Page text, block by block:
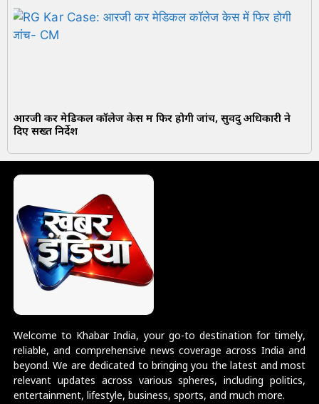
आरजी कर मेडिकल कॉलेज केस में फिर होगी जांच, सुवेंदु अधिकारी ने
दिए सख्त निर्देश
Welcome to Khabar India, your go-to destination for timely,
reliable, and comprehensive news coverage across India and
beyond. We are dedicated to bringing you the latest and most
relevant updates across various spheres, including politics,
entertainment, lifestyle, business, sports, and much more.